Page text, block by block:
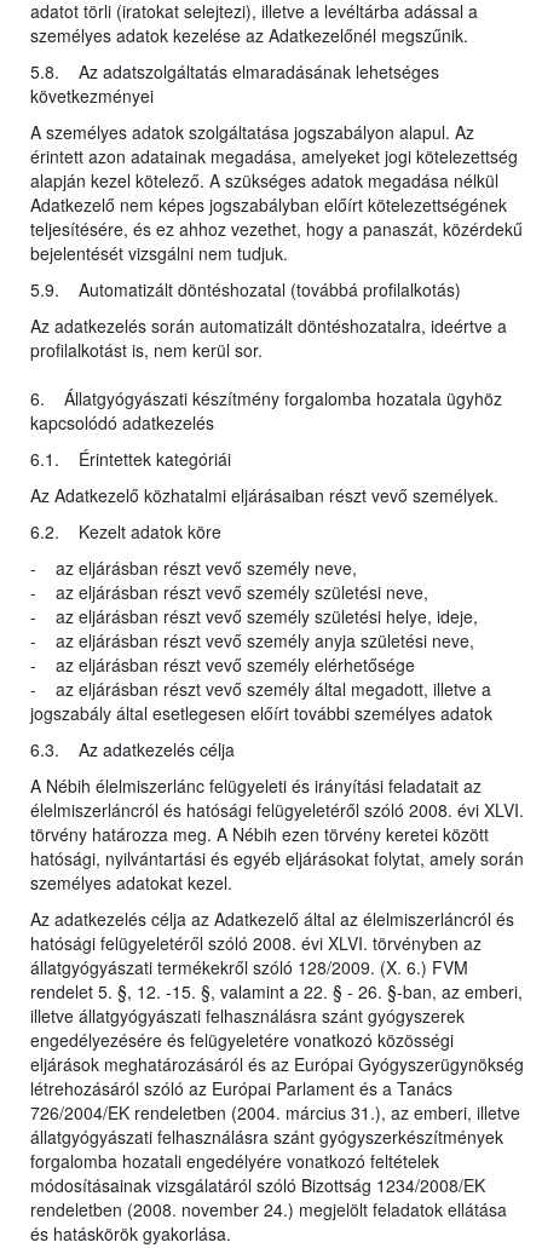
adatot törli (iratokat selejtezi), illetve a levéltárba adással a
személyes adatok kezelése az Adatkezelőnél megszűnik.
5.8. Az adatszolgáltatás elmaradásának lehetséges
következményei
A személyes adatok szolgáltatása jogszabályon alapul. Az
érintett azon adatainak megadása, amelyeket jogi kötelezettség
alapján kezel kötelező. A szükséges adatok megadása nélkül
Adatkezelő nem képes jogszabályban előírt kötelezettségének
teljesítésére, és ez ahhoz vezethet, hogy a panaszát, közérdekű
bejelentését vizsgálni nem tudjuk.
5.9. Automatizált döntéshozatal (továbbá profilalkotás)
Az adatkezelés során automatizált döntéshozatalra, ideértve a
profilalkotást is, nem kerül sor.
6. Állatgyógyászati készítmény forgalomba hozatala ügyhöz
kapcsolódó adatkezelés
6.1. Érintettek kategóriái
Az Adatkezelő közhatalmi eljárásaiban részt vevő személyek.
6.2. Kezelt adatok köre
- az eljárásban részt vevő személy neve,
- az eljárásban részt vevő személy születési neve,
- az eljárásban részt vevő személy születési helye, ideje,
- az eljárásban részt vevő személy anyja születési neve,
- az eljárásban részt vevő személy elérhetősége
- az eljárásban részt vevő személy által megadott, illetve a
jogszabály által esetlegesen előírt további személyes adatok
6.3. Az adatkezelés célja
A Nébih élelmiszerlánc felügyeleti és irányítási feladatait az
élelmiszerláncról és hatósági felügyeletéről szóló 2008. évi XLVI.
törvény határozza meg. A Nébih ezen törvény keretei között
hatósági, nyilvántartási és egyéb eljárásokat folytat, amely során
személyes adatokat kezel.
Az adatkezelés célja az Adatkezelő által az élelmiszerláncról és
hatósági felügyeletéről szóló 2008. évi XLVI. törvényben az
állatgyógyászati termékekről szóló 128/2009. (X. 6.) FVM
rendelet 5. §, 12. -15. §, valamint a 22. § - 26. §-ban, az emberi,
illetve állatgyógyászati felhasználásra szánt gyógyszerek
engedélyezésére és felügyeletére vonatkozó közösségi
eljárások meghatározásáról és az Európai Gyógyszerügynökség
létrehozásáról szóló az Európai Parlament és a Tanács
726/2004/EK rendeletben (2004. március 31.), az emberi, illetve
állatgyógyászati felhasználásra szánt gyógyszerkészítmények
forgalomba hozatali engedélyére vonatkozó feltételek
módosításainak vizsgálatáról szóló Bizottság 1234/2008/EK
rendeletben (2008. november 24.) megjelölt feladatok ellátása
és hatáskörök gyakorlása.